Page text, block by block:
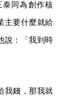
泰同為創作核
主要什麼就給
說：「我到時
我錢，那我就